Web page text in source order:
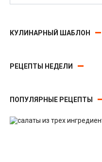
КУЛИНАРНЫЙ ШАБЛОН
РЕЦЕПТЫ НЕДЕЛИ
ПОПУЛЯРНЫЕ РЕЦЕПТЫ